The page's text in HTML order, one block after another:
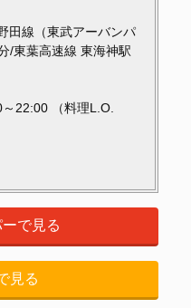
田線（東武アーバンパ
/東葉高速線 東海神駅
22:00 （料理L.O.
で見る
見る